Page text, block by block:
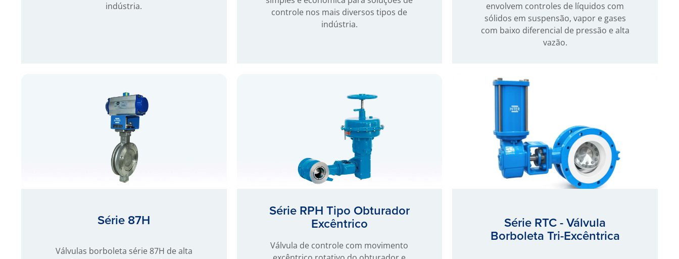
indústria.
controle nos mais diversos tipos de
indústria.
envolvem controles de líquidos com
sólidos em suspensão, vapor e gases
com baixo diferencial de pressão e alta
vazão.
Série 87H
Válvulas borboleta série 87H de alta
Série RPH Tipo Obturador
Excêntrico
Válvula de controle com movimento
Série RTC - Válvula
Borboleta Tri-Excêntrica